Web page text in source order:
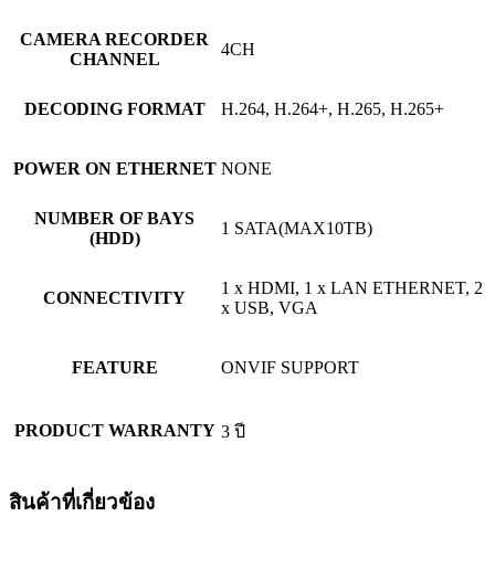
CAMERA RECORDER
CHANNEL
4CH
DECODING FORMAT H.264, H.264+, H.265, H.265+
POWER ON ETHERNET NONE
NUMBER OF BAYS
(HDD)
1 SATA(MAX10TB)
CONNECTIVITY
1 x HDMI, 1 x LAN ETHERNET, 2
x USB, VGA
FEATURE ONVIF SUPPORT
PRODUCT WARRANTY 3 ปี
สินค้าที่เกี่ยวข้อง